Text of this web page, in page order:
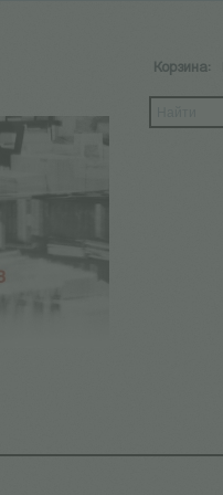
Корзина: